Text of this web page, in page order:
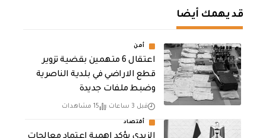
قد يهمك أيضا
أمن
اعتقال 6 متهمين بقضية تزوير
قطع الاراضي في بلدية الناصرية
وضبط ملفات جديدة
قبل 3 ساعات 15 مشاهدات
أقتصاد